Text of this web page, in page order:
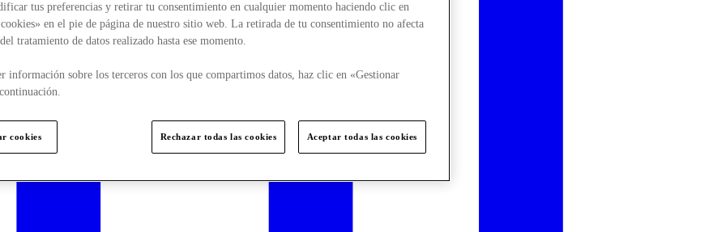
tus preferencias y retirar tu consentimiento en cualquier momento haciendo clic en
en el pie de página de nuestro sitio web. La retirada de tu consentimiento no afecta
tratamiento de datos realizado hasta ese momento.
información sobre los terceros con los que compartimos datos, haz clic en «Gestionar
cookies Rechazar todas las cookies Aceptar todas las cookies